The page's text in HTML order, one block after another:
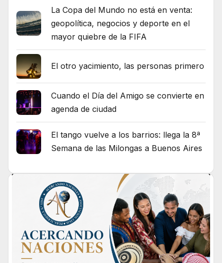
La Copa del Mundo no está en venta:
geopolítica, negocios y deporte en el
mayor quiebre de la FIFA
El otro yacimiento, las personas primero
Cuando el Día del Amigo se convierte en
agenda de ciudad
El tango vuelve a los barrios: llega la 8ª
Semana de las Milongas a Buenos Aires